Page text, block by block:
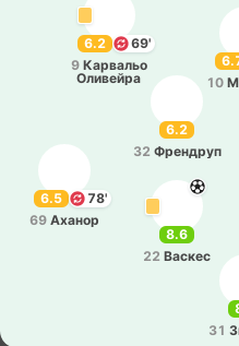
31
8.6
22 Васкес
6.5
78'
69 Аханор
6.2
69'
9 Ка­рва­льо
Оли­вей­ра
6.2
32 Фре­ндруп
10